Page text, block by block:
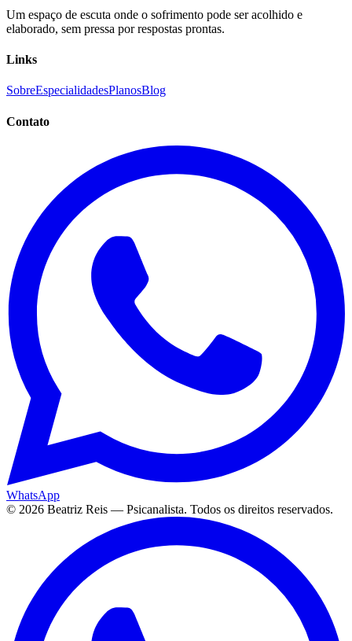
Um espaço de escuta onde o sofrimento pode ser acolhido e
elaborado, sem pressa por respostas prontas.
Links
SobreEspecialidadesPlanosBlog
Contato
WhatsApp
© 2026 Beatriz Reis — Psicanalista. Todos os direitos reservados.